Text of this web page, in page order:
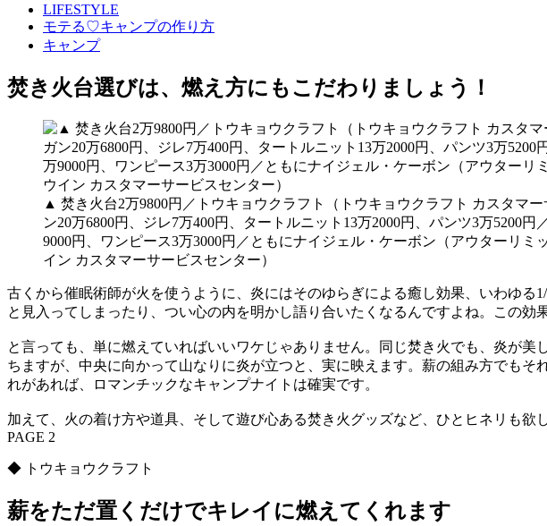
LIFESTYLE
モテる♡キャンプの作り方
キャンプ
焚き火台選びは、燃え方にもこだわりましょう！
▲ 焚き火台2万9800円／トウキョウクラフト（トウキョウクラフト カスタ
ン20万6800円、ジレ7万400円、タートルニット13万2000円、パンツ3万
9000円、ワンピース3万3000円／ともにナイジェル・ケーボン（アウターリ
イン カスタマーサービスセンター）
古くから催眠術師が火を使うように、炎にはそのゆらぎによる癒し効果、いわゆ
と見入ってしまったり、つい心の内を明かし語り合いたくなるんですよね。この
と言っても、単に燃えていればいいワケじゃありません。同じ焚き火でも、炎が
ちますが、中央に向かって山なりに炎が立つと、実に映えます。薪の組み方でも
れがあれば、ロマンチックなキャンプナイトは確実です。
加えて、火の着け方や道具、そして遊び心ある焚き火グッズなど、ひとヒネリも
PAGE 2
◆ トウキョウクラフト
薪をただ置くだけでキレイに燃えてくれます